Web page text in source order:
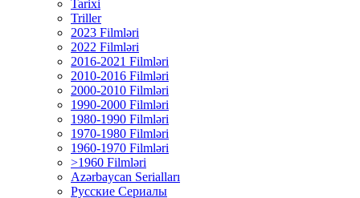
Tarixi
Triller
2023 Filmləri
2022 Filmləri
2016-2021 Filmləri
2010-2016 Filmləri
2000-2010 Filmləri
1990-2000 Filmləri
1980-1990 Filmləri
1970-1980 Filmləri
1960-1970 Filmləri
>1960 Filmləri
Azərbaycan Serialları
Русские Сериалы